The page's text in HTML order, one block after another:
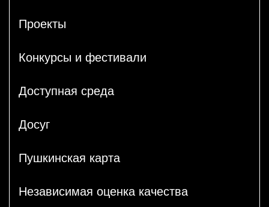
Проекты
Конкурсы и фестивали
Доступная среда
Досуг
Пушкинская карта
Независимая оценка качества